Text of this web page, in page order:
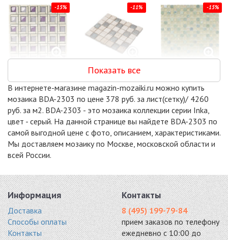
-15%
стекло, камень
300x300
8311 руб. / кв.м.
-11%
MILAN-1
микс 305x305
7472 руб. / кв.м.
-15%
стекло, камень
300x300
8591 руб. / кв.м.
-15%
DAO-23
стекло, камень
300x300
8870 руб. / кв.м.
-11%
MILAN-2
микс 305x305
7950 руб. / кв.м.
-18%
GMBN23-011
микс 300x300
8116 руб. / кв.м.
-15% -15% -18%
Показать все
В интернете-магазине magazin-mozaiki.ru можно купить
мозаика BDA-2303 по цене 378 руб. за лист(сетку)/ 4260
руб. за м2. BDA-2303 - это мозаика коллекции серии Inka,
цвет - серый. На данной странице вы найдете BDA-2303 по
самой выгодной цене с фото, описанием, характеристиками.
Мы доставляем мозаику по Москве, московской области и
всей России.
Информация
Доставка
Способы оплаты
Контакты
Контакты
8 (495) 199-79-84
прием заказов по телефону
ежедневно с 10:00 до